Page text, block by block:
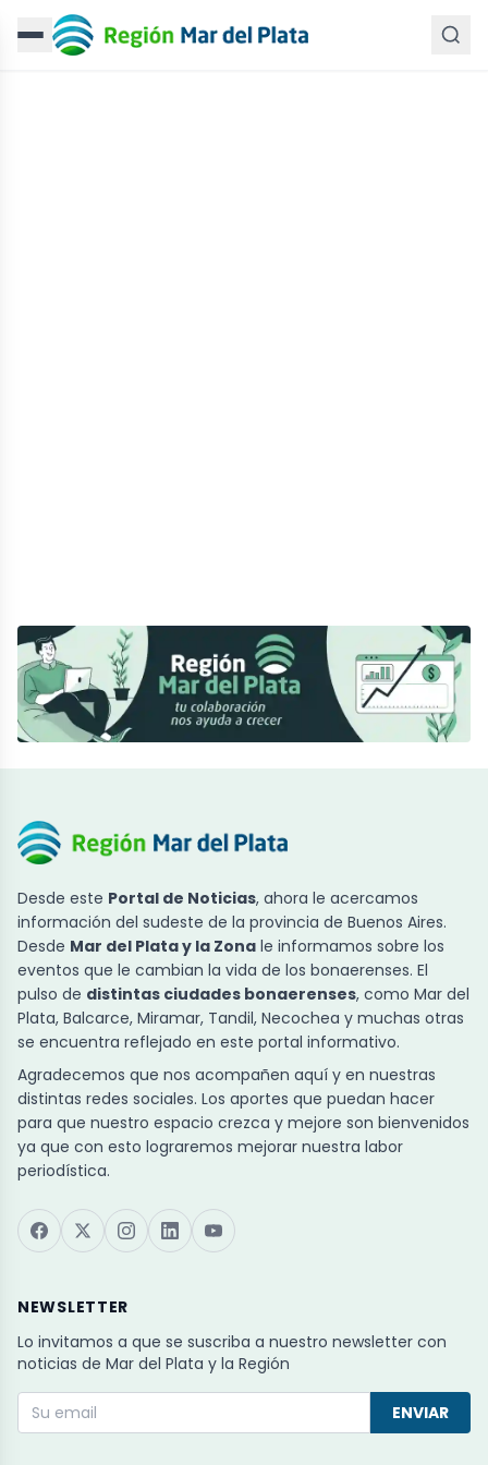
Desde este Portal de Noticias, ahora le acercamos
información del sudeste de la provincia de Buenos Aires.
Desde Mar del Plata y la Zona le informamos sobre los
eventos que le cambian la vida de los bonaerenses. El
pulso de distintas ciudades bonaerenses, como Mar del
Plata, Balcarce, Miramar, Tandil, Necochea y muchas otras
se encuentra reflejado en este portal informativo.
Agradecemos que nos acompañen aquí y en nuestras
distintas redes sociales. Los aportes que puedan hacer
para que nuestro espacio crezca y mejore son bienvenidos
ya que con esto lograremos mejorar nuestra labor
periodística.
NEWSLETTER
Lo invitamos a que se suscriba a nuestro newsletter con
noticias de Mar del Plata y la Región
ENVIAR